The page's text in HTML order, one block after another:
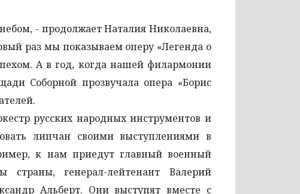
- продолжает Наталия Николаевна,
раз мы показываем оперу «Легенда о
А в год, когда нашей филармонии
Соборной прозвучала опера «Борис
русских народных инструментов и
липчан своими выступлениями в
к нам приедут главный военный
страны, генерал-лейтенант Валерий
Альберт. Они выступят вместе с